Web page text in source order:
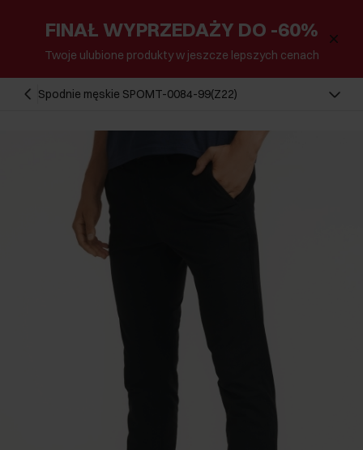
FINAŁ WYPRZEDAŻY DO -60%
Twoje ulubione produkty w jeszcze lepszych cenach
Spodnie męskie SPOMT-0084-99(Z22)